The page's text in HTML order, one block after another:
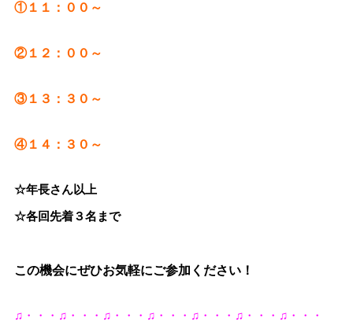
①１１：００～
②１２：００～
③１３：３０～
④１４：３０～
☆年長さん以上
☆各回先着３名まで
この機会にぜひお気軽にご参加ください！
♫・・・♫・・・♫・・・♫・・・♫・・・♫・・・♫・・・